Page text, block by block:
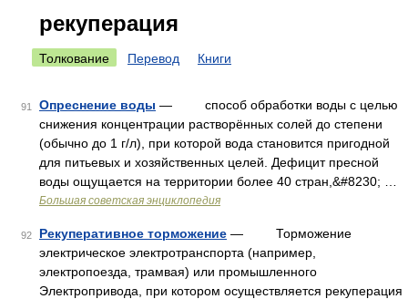
рекуперация
Толкование Перевод Книги
91 Опреснение воды — способ обработки воды с целью
снижения концентрации растворённых солей до степени
(обычно до 1 г/л), при которой вода становится пригодной
для питьевых и хозяйственных целей. Дефицит пресной
воды ощущается на территории более 40 стран,&#8230; …
Большая советская энциклопедия
92 Рекуперативное торможение — Торможение
электрическое электротранспорта (например,
электропоезда, трамвая) или промышленного
Электропривода, при котором осуществляется рекуперация